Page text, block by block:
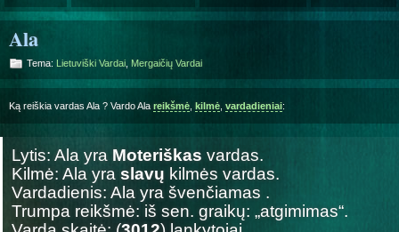
Ala
Tema: Lietuviški Vardai Mergaičių Vardai
Ką reiškia vardas Ala ? Vardo Ala reikšmė kilmė vardadieniai:
Lytis: Ala yra Moteriškas vardas.
Kilmė: Ala yra slavų kilmės vardas.
Vardadienis: Ala yra švenčiamas .
Trumpa reikšmė: iš sen. graikų: „atgimimas“.